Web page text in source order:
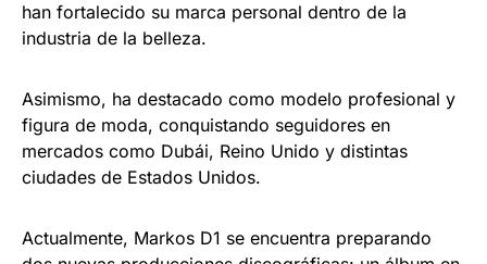
han fortalecido su marca personal dentro de la
industria de la belleza.
Asimismo, ha destacado como modelo profesional y
figura de moda, conquistando seguidores en
mercados como Dubái, Reino Unido y distintas
ciudades de Estados Unidos.
Actualmente, Markos D1 se encuentra preparando